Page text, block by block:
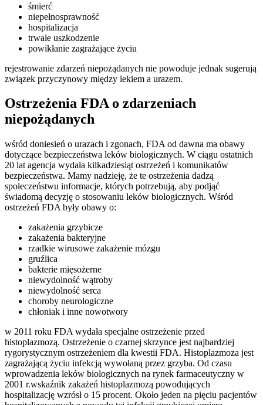
śmierć
niepełnosprawność
hospitalizacja
trwałe uszkodzenie
powikłanie zagrażające życiu
rejestrowanie zdarzeń niepożądanych nie powoduje jednak sugerują
związek przyczynowy między lekiem a urazem.
Ostrzeżenia FDA o zdarzeniach
niepożądanych
wśród doniesień o urazach i zgonach, FDA od dawna ma obawy
dotyczące bezpieczeństwa leków biologicznych. W ciągu ostatnich
20 lat agencja wydała kilkadziesiąt ostrzeżeń i komunikatów
bezpieczeństwa. Mamy nadzieję, że te ostrzeżenia dadzą
społeczeństwu informacje, których potrzebują, aby podjąć
świadomą decyzję o stosowaniu leków biologicznych. Wśród
ostrzeżeń FDA były obawy o:
zakażenia grzybicze
zakażenia bakteryjne
rzadkie wirusowe zakażenie mózgu
gruźlica
bakterie mięsożerne
niewydolność wątroby
niewydolność serca
choroby neurologiczne
chłoniak i inne nowotwory
w 2011 roku FDA wydała specjalne ostrzeżenie przed
histoplazmozą. Ostrzeżenie o czarnej skrzynce jest najbardziej
rygorystycznym ostrzeżeniem dla kwestii FDA. Histoplazmoza jest
zagrażającą życiu infekcją wywołaną przez grzyba. Od czasu
wprowadzenia leków biologicznych na rynek farmaceutyczny w
2001 r.wskaźnik zakażeń histoplazmozą powodujących
hospitalizację wzrósł o 15 procent. Około jeden na pięciu pacjentów